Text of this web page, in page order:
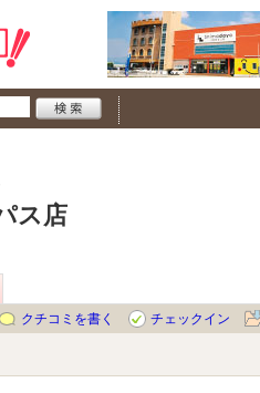
ス店
クチコミを書く
チェックイン